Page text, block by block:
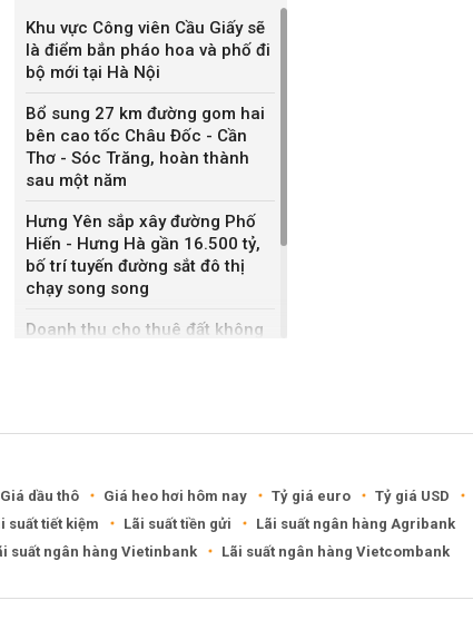
Khu vực Công viên Cầu Giấy sẽ
là điểm bắn pháo hoa và phố đi
bộ mới tại Hà Nội
Bổ sung 27 km đường gom hai
bên cao tốc Châu Đốc - Cần
Thơ - Sóc Trăng, hoàn thành
sau một năm
Hưng Yên sắp xây đường Phố
Hiến - Hưng Hà gần 16.500 tỷ,
bố trí tuyến đường sắt đô thị
chạy song song
Doanh thu cho thuê đất không
6.200 tỷ ở Cần Thơ, Phú Thọ
Giá dầu thô Giá heo hơi hôm nay Tỷ giá euro Tỷ giá USD
suất tiết kiệm Lãi suất tiền gửi
Lãi suất ngân hàng Agribank
suất ngân hàng Vietinbank Lãi suất ngân hàng Vietcombank